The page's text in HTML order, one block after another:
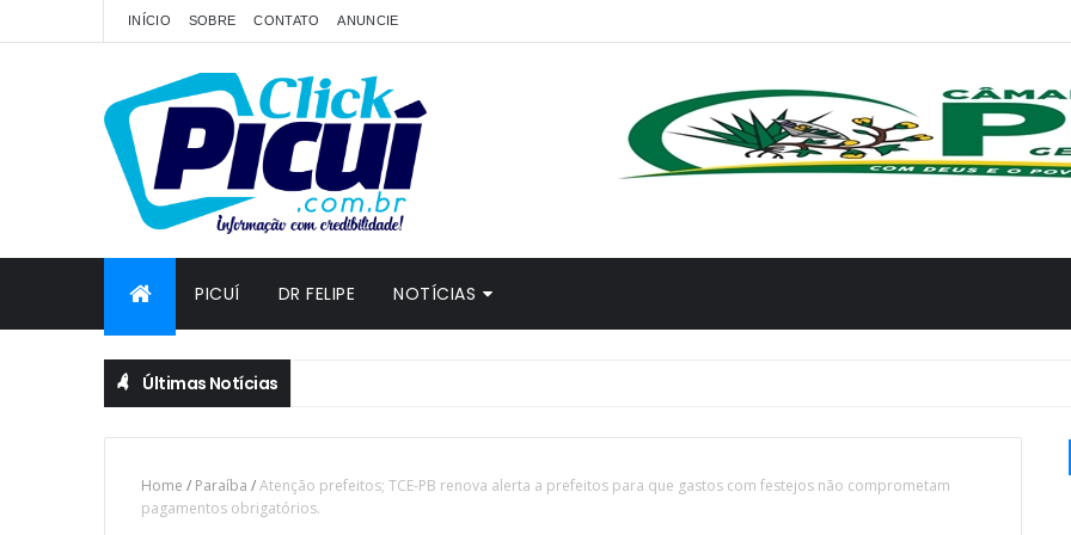
INÍCIO SOBRE CONTATO ANUNCIE
PICUÍ DR FELIPE NOTÍCIAS
Últimas Notícias
Home / Paraíba /Atenção prefeitos; TCE-PB renova alerta a prefeitos para que gastos com festejos não comprometam
pagamentos obrigatórios.